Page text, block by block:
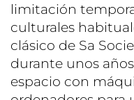
limitación
culturales
clásico de Sa
durante unos
espacio con